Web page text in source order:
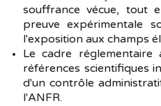
souffrance vécue, tout
preuve expérimentale
l'exposition aux champs
Le cadre
références scientifiques
d'un contrôle
l'ANFR.